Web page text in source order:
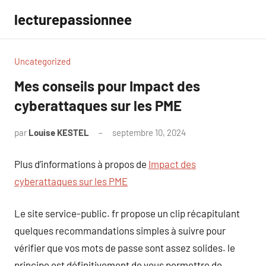
contenu
lecturepassionnee
Uncategorized
Mes conseils pour Impact des
cyberattaques sur les PME
par Louise KESTEL septembre 10, 2024
Plus d’informations à propos de Impact des
cyberattaques sur les PME
Le site service-public. fr propose un clip récapitulant
quelques recommandations simples à suivre pour
vérifier que vos mots de passe sont assez solides. le